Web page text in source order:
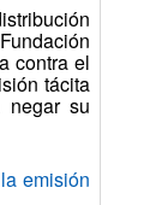
contra el
tácita
su
emisión